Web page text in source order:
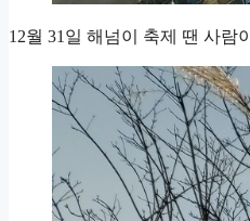
12월 31일 해넘이 축제 땐 사